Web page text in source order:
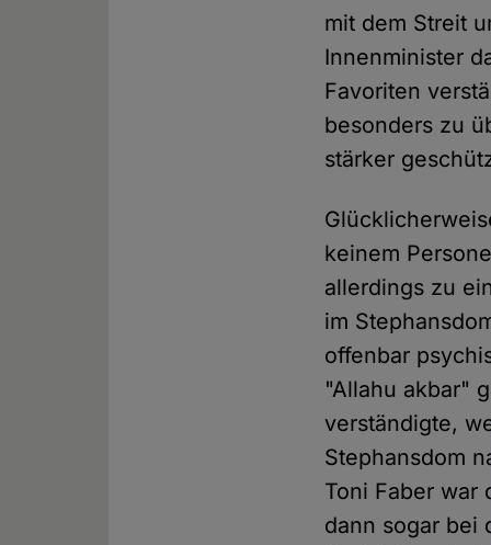
mit dem Streit
Innenminister
Favoriten
besonders zu
stärker
keinem
allerdings zu
im
offenbar
"Allahu akbar"
verständigte,
Stephansdom
Toni Faber war
dann sogar bei